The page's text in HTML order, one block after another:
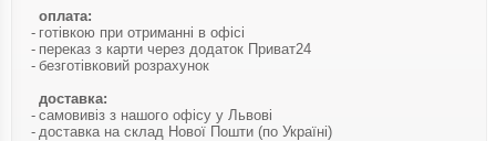
оплата:
готівкою при отриманні в офісі
переказ з карти через додаток Приват24
безготівковий розрахунок
доставка:
самовивіз з нашого офісу у Львові
доставка на склад Нової Пошти (по Україні)